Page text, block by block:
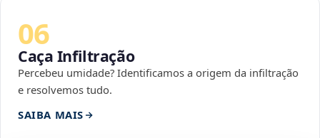
06
Caça Infiltração
Percebeu umidade? Identificamos a origem da infiltração
e resolvemos tudo.
SAIBA MAIS